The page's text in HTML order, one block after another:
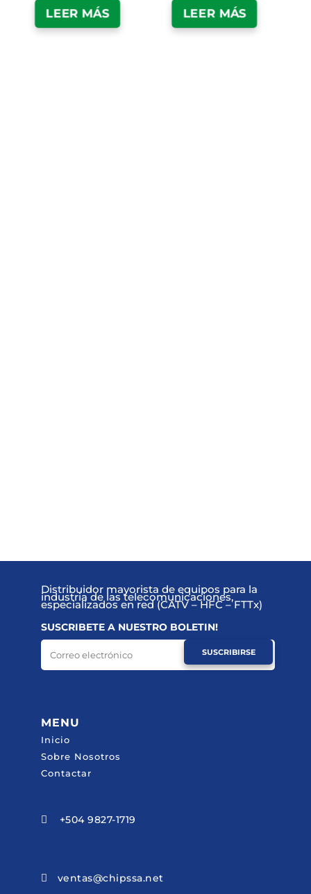
LEER MÁS LEER MÁS
Distribuidor mayorista de equipos para la
industria de las telecomunicaciones,
especializados en red (CATV – HFC – FTTx)
SUSCRIBETE A NUESTRO BOLETIN!
SUSCRIBIRSE
MENU
Inicio
Sobre Nosotros
Contactar
 +504 9827-1719
 ventas@chipssa.net